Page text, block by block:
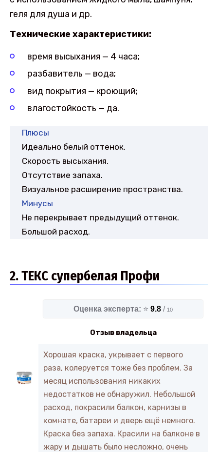
геля для душа и др.
Технические характеристики:
время высыхания — 4 часа;
разбавитель — вода;
вид покрытия — кроющий;
влагостойкость — да.
Плюсы
Идеально белый оттенок.
Скорость высыхания.
Отсутствие запаха.
Визуальное расширение пространства.
Минусы
Не перекрывает предыдущий оттенок.
Большой расход.
2. ТЕКС супербелая Профи
Оценка эксперта: ⭐ 9.8 / 10
Отзыв владельца
Хорошая краска, укрывает с первого
раза, колеруется тоже без проблем. За
месяц использования никаких
недостатков не обнаружил. Небольшой
расход, покрасили балкон, карнизы в
комнате, батареи и дверь ещё немного.
Краска без запаха. Красили на балконе в
жару и дышать было несложно, очень